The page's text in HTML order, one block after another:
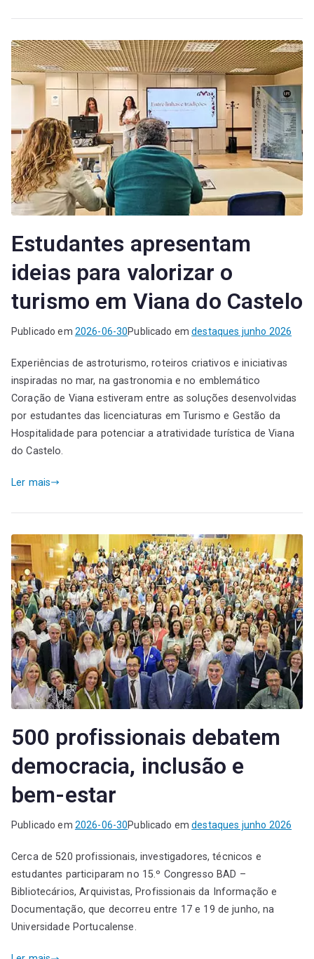
Estudantes apresentam
ideias para valorizar o
turismo em Viana do Castelo
Publicado em 2026-06-30Publicado emdestaques junho 2026
Experiências de astroturismo, roteiros criativos e iniciativas
inspiradas no mar, na gastronomia e no emblemático
Coração de Viana estiveram entre as soluções desenvolvidas
por estudantes das licenciaturas em Turismo e Gestão da
Hospitalidade para potenciar a atratividade turística de Viana
do Castelo.
Ler mais
500 profissionais debatem
democracia, inclusão e
bem-estar
Publicado em 2026-06-30Publicado emdestaques junho 2026
Cerca de 520 profissionais, investigadores, técnicos e
estudantes participaram no 15.º Congresso BAD –
Bibliotecários, Arquivistas, Profissionais da Informação e
Documentação, que decorreu entre 17 e 19 de junho, na
Universidade Portucalense.